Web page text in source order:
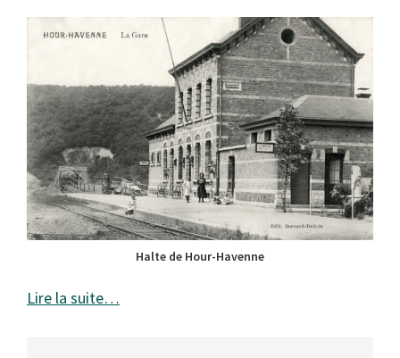
Halte de Hour-Havenne
Lire la suite…